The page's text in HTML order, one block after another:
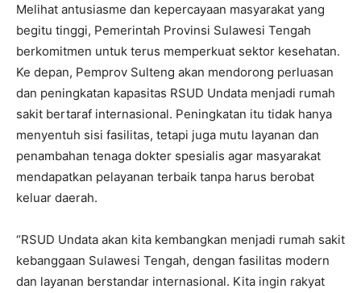
Melihat antusiasme dan kepercayaan masyarakat yang
begitu tinggi, Pemerintah Provinsi Sulawesi Tengah
berkomitmen untuk terus memperkuat sektor kesehatan.
Ke depan, Pemprov Sulteng akan mendorong perluasan
dan peningkatan kapasitas RSUD Undata menjadi rumah
sakit bertaraf internasional. Peningkatan itu tidak hanya
menyentuh sisi fasilitas, tetapi juga mutu layanan dan
penambahan tenaga dokter spesialis agar masyarakat
mendapatkan pelayanan terbaik tanpa harus berobat
keluar daerah.
“RSUD Undata akan kita kembangkan menjadi rumah sakit
kebanggaan Sulawesi Tengah, dengan fasilitas modern
dan layanan berstandar internasional. Kita ingin rakyat